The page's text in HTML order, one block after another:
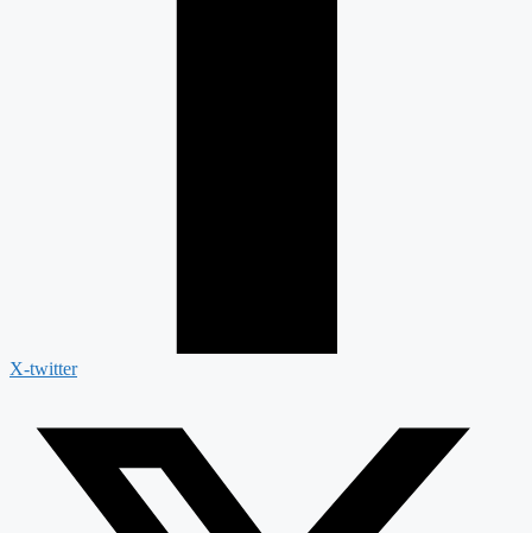
X-twitter